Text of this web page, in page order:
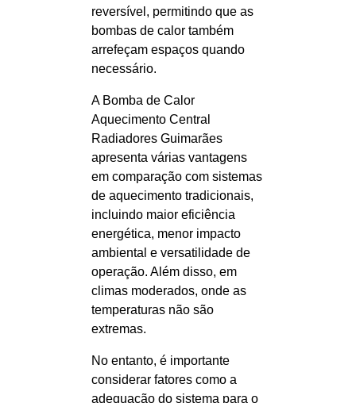
reversível, permitindo que as
bombas de calor também
arrefeçam espaços quando
necessário.
A Bomba de Calor
Aquecimento Central
Radiadores Guimarães
apresenta várias vantagens
em comparação com sistemas
de aquecimento tradicionais,
incluindo maior eficiência
energética, menor impacto
ambiental e versatilidade de
operação. Além disso, em
climas moderados, onde as
temperaturas não são
extremas.
No entanto, é importante
considerar fatores como a
adequação do sistema para o